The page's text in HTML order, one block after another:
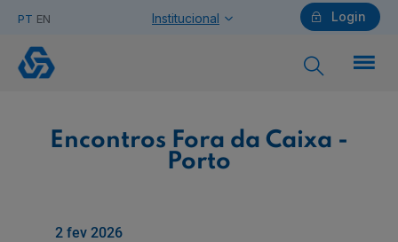
PT EN Login
Institucional
Encontros
Fora
da
Caixa
Encontros Fora da Caixa -
Porto
2 fev 2026